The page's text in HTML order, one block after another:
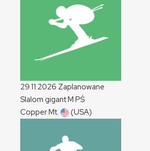
29.11.2026 Zaplanowane
Slalom gigantM PŚ
Copper Mt.
(USA)